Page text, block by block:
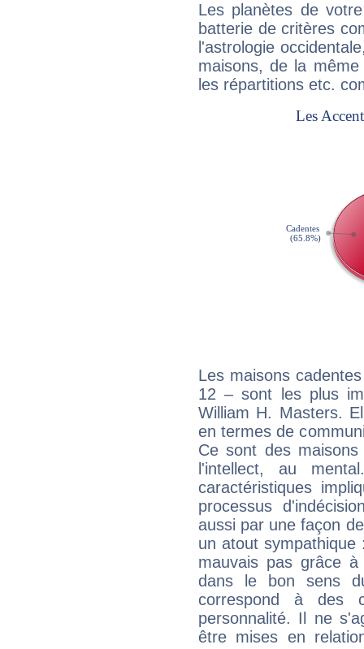
Les planètes de
batterie de critères
l'astrologie
maisons, de la
les répartitions etc.
Les maisons
12 – sont les plus
William H. Masters.
en termes de
Ce sont des
l'intellect, au
caractéristiques
processus
aussi par une façon
un atout
mauvais pas grâce
dans le bon sens
correspond à des
personnalité. Il ne
être mises en